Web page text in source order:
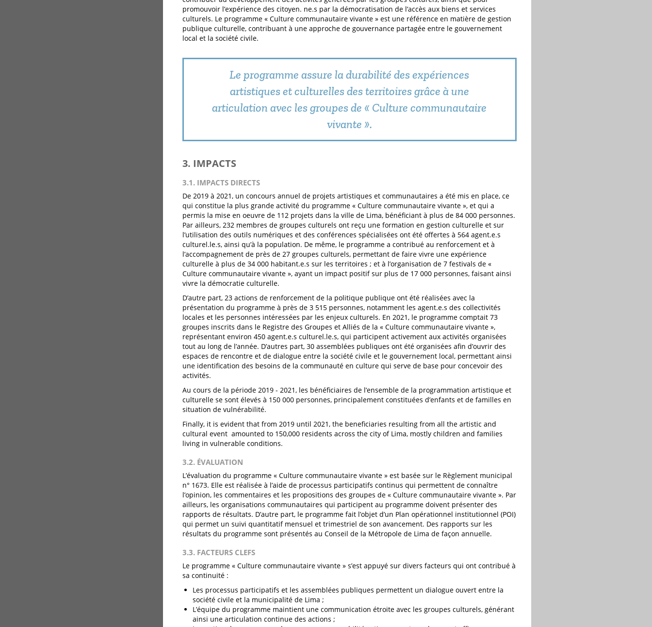
promouvoir l’expérience des citoyen. ne.s par la démocratisation de l’accès aux biens et services
culturels. Le programme « Culture communautaire vivante » est une référence en matière de gestion
publique culturelle, contribuant à une approche de gouvernance partagée entre le gouvernement
local et la société civile.
Le programme assure la durabilité des expériences
artistiques et culturelles des territoires grâce à une
articulation avec les groupes de « Culture communautaire
vivante ».
3. IMPACTS
3.1. IMPACTS DIRECTS
De 2019 à 2021, un concours annuel de projets artistiques et communautaires a été mis en place, ce
qui constitue la plus grande activité du programme « Culture communautaire vivante », et qui a
permis la mise en oeuvre de 112 projets dans la ville de Lima, bénéficiant à plus de 84 000 personnes.
Par ailleurs, 232 membres de groupes culturels ont reçu une formation en gestion culturelle et sur
l’utilisation des outils numériques et des conférences spécialisées ont été offertes à 564 agent.e.s
culturel.le.s, ainsi qu’à la population. De même, le programme a contribué au renforcement et à
l’accompagnement de près de 27 groupes culturels, permettant de faire vivre une expérience
culturelle à plus de 34 000 habitant.e.s sur les territoires ; et à l’organisation de 7 festivals de «
Culture communautaire vivante », ayant un impact positif sur plus de 17 000 personnes, faisant ainsi
vivre la démocratie culturelle.
D’autre part, 23 actions de renforcement de la politique publique ont été réalisées avec la
présentation du programme à près de 3 515 personnes, notamment les agent.e.s des collectivités
locales et les personnes intéressées par les enjeux culturels. En 2021, le programme comptait 73
groupes inscrits dans le Registre des Groupes et Alliés de la « Culture communautaire vivante »,
représentant environ 450 agent.e.s culturel.le.s, qui participent activement aux activités organisées
tout au long de l’année. D’autres part, 30 assemblées publiques ont été organisées afin d’ouvrir des
espaces de rencontre et de dialogue entre la société civile et le gouvernement local, permettant ainsi
une identification des besoins de la communauté en culture qui serve de base pour concevoir des
activités.
Au cours de la période 2019 - 2021, les bénéficiaires de l’ensemble de la programmation artistique et
culturelle se sont élevés à 150 000 personnes, principalement constituées d’enfants et de familles en
situation de vulnérabilité.
Finally, it is evident that from 2019 until 2021, the beneficiaries resulting from all the artistic and
cultural event amounted to 150,000 residents across the city of Lima, mostly children and families
living in vulnerable conditions.
3.2. ÉVALUATION
L’évaluation du programme « Culture communautaire vivante » est basée sur le Règlement municipal
n° 1673. Elle est réalisée à l’aide de processus participatifs continus qui permettent de connaître
l’opinion, les commentaires et les propositions des groupes de « Culture communautaire vivante ». Par
ailleurs, les organisations communautaires qui participent au programme doivent présenter des
rapports de résultats. D’autre part, le programme fait l’objet d’un Plan opérationnel institutionnel (POI)
qui permet un suivi quantitatif mensuel et trimestriel de son avancement. Des rapports sur les
résultats du programme sont présentés au Conseil de la Métropole de Lima de façon annuelle.
3.3. FACTEURS CLEFS
Le programme « Culture communautaire vivante » s’est appuyé sur divers facteurs qui ont contribué à
sa continuité :
Les processus participatifs et les assemblées publiques permettent un dialogue ouvert entre la
société civile et la municipalité de Lima ;
L’équipe du programme maintient une communication étroite avec les groupes culturels, générant
ainsi une articulation continue des actions ;